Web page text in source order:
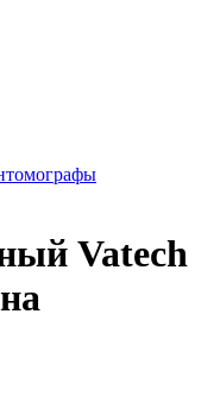
Vatech